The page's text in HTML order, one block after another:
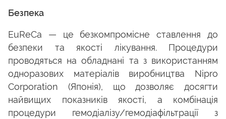
Безпека
EuReCa — це безкомпромісне ставлення до
безпеки та якості лікування. Процедури
проводяться на обладнані та з використанням
одноразових матеріалів виробництва Nipro
Corporation (Японія), що дозволяє досягти
найвищих показників якості, а комбінація
процедури гемодіалізу/гемодіафільтрації з